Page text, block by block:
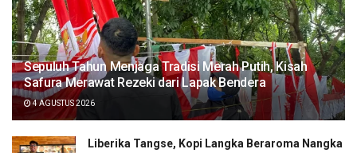
Sepuluh Tahun Menjaga Tradisi Merah Putih, Kisah
Safura Merawat Rezeki dari Lapak Bendera
4 AGUSTUS 2026
Liberika Tangse, Kopi Langka Beraroma Nangka